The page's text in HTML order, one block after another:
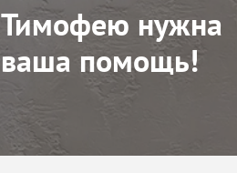
Тимофею нужна
ваша помощь!